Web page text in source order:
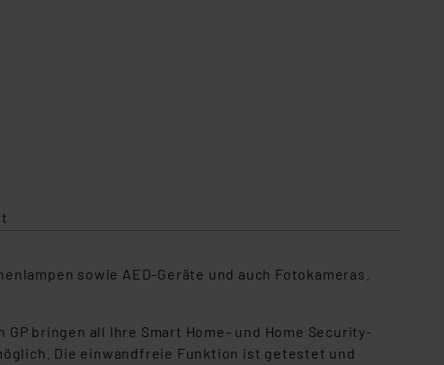
sowie AED-Geräte und auch Fotokameras.
bringen all Ihre Smart Home- und Home Security-
Die einwandfreie Funktion ist getestet und